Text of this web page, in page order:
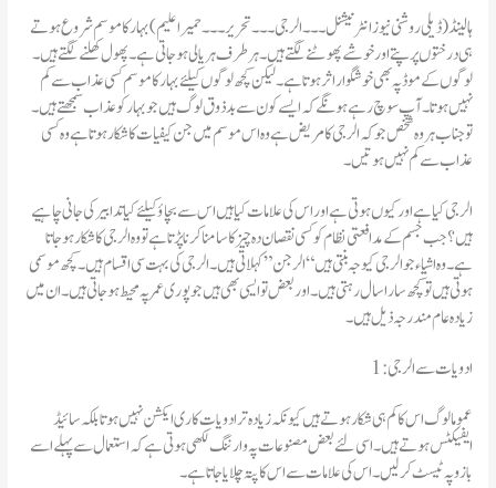
ہالینڈ(ڈیلی روشنی نیوز انٹرنیشنل ۔۔۔ الرجی۔۔۔ تحریر۔۔۔حمیراعلیم )بہار کا موسم شروع ہوتے
ہی درختوں پر پتے اور خوشے پھوٹنے لگتے ہیں۔ ہر طرف ہریالی ہو جاتی ہے۔ پھول کھلنے لگتے ہیں۔
لوگوں کے موڈ پہ بھی خوشگوار اثرہوتا ہے۔لیکن کچھ لوگوں کیلئے بہار کا موسم کسی عذاب سے کم
نہیں ہوتا۔آپ سوچ رہے ہونگے کہ ایسے کون سے بدذوق لوگ ہیں جو بہار کو عذاب سمجھتے ہیں۔
تو جناب ہر وہ شخص جو کہ الرجی کا مریض ہے وہ اس موسم میں جن کیفیات کا شکار ہوتا ہے وہ کسی
عذاب سے کم نہیں ہوتیں۔
ہیں؟ جب جسم کے مدافعتی نظام کو کسی نقصان دہ چیز کا سامنا کرنا پڑتا ہے تو وہ الرجی کا شکار ہو جاتا
ہے۔وہ اشیاء جو الرجی کیوجہ بنتی ہیں “الرجن” کہلاتی ہیں۔الرجی کی بہت سی اقسام ہیں۔کچھ موسمی
ہوتی ہیں تو کچھ سارا سال رہتی ہیں۔اور بعض تو ایسی بھی ہیں جو پوری عمر پہ محیط ہو جاتی ہیں۔ان میں
زیادہ عام مندرجہ ذیل ہیں۔
1: ادویات سے الرجی
عموما لوگ اس کا کم ہی شکار ہوتے ہیں کیونکہ زیادہ تر ادویات کا ری ایکشن نہیں ہوتا بلکہ سائیڈ
ایفیکٹس ہوتے ہیں۔اسی لئے بعض مصنوعات پہ وارننگ لکھی ہوتی ہے کہ استعمال سے پہلے اسے
بازو پہ ٹیسٹ کر لیں۔اس کی علامات سے اس کا پتہ چلایا جاتا ہے۔